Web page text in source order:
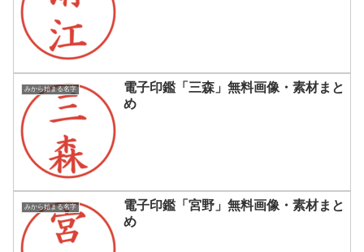
みから始まる名字
電子印鑑「三森」無料画像・素材まと
め
みから始まる名字
電子印鑑「宮野」無料画像・素材まと
め